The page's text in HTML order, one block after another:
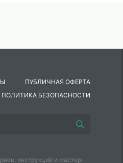
ПУБЛИЧНАЯ ОФЕРТА
ПОЛИТИКА БЕЗОПАСНОСТИ
инструкций и мастер-